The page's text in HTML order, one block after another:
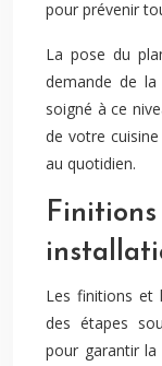
pour prévenir
La pose du
demande de
soigné à ce
de votre
au quotidien.
Les finitions et
des étapes
pour garantir